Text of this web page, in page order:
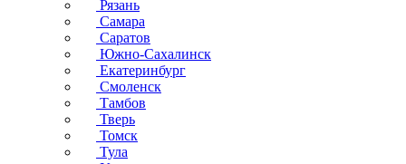
Рязань
Самара
Саратов
Южно-Сахалинск
Екатеринбург
Смоленск
Тамбов
Тверь
Томск
Тула